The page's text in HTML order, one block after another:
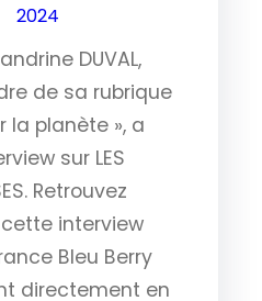
2024
DUVAL,
de sa rubrique
la planète », a
sur LES
Retrouvez
interview
Bleu Berry
directement en